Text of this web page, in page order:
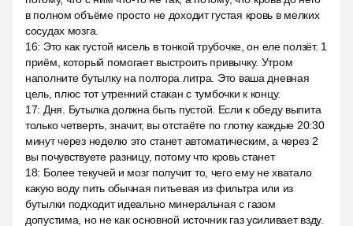
в полном объёме просто не доходит густая кровь в мелких
сосудах мозга.
16: Это как густой кисель в тонкой трубочке, он еле ползёт. 1
приём, который помогает выстроить привычку. Утром
наполните бутылку на полтора литра. Это ваша дневная
цель, плюс тот утренний стакан с тумбочки к концу.
17: Дня. Бутылка должна быть пустой. Если к обеду выпита
только четверть, значит, вы отстаёте по глотку каждые 20:30
минут через неделю это станет автоматическим, а через 2
вы почувствуете разницу, потому что кровь станет
18: Более текучей и мозг получит то, чего ему не хватало
какую воду пить обычная питьевая из фильтра или из
бутылки подходит идеально минеральная с газом
допустима, но не как основной источник газ усиливает взду.